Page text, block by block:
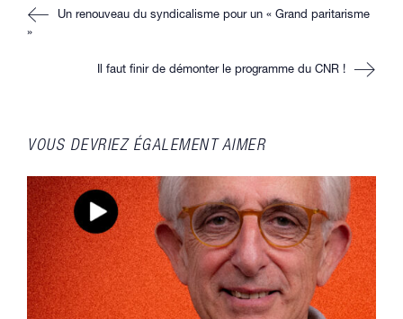
Read
more
articles
Un renouveau du syndicalisme pour un « Grand paritarisme
»
Il faut finir de démonter le programme du CNR !
VOUS DEVRIEZ ÉGALEMENT AIMER